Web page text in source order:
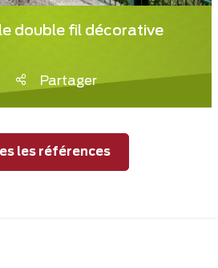
double fil décorative
Partager
les références